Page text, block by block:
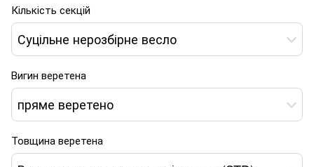
Кількість секцій
Суцільне нерозбірне весло
Вигин веретена
пряме веретено
Товщина веретена